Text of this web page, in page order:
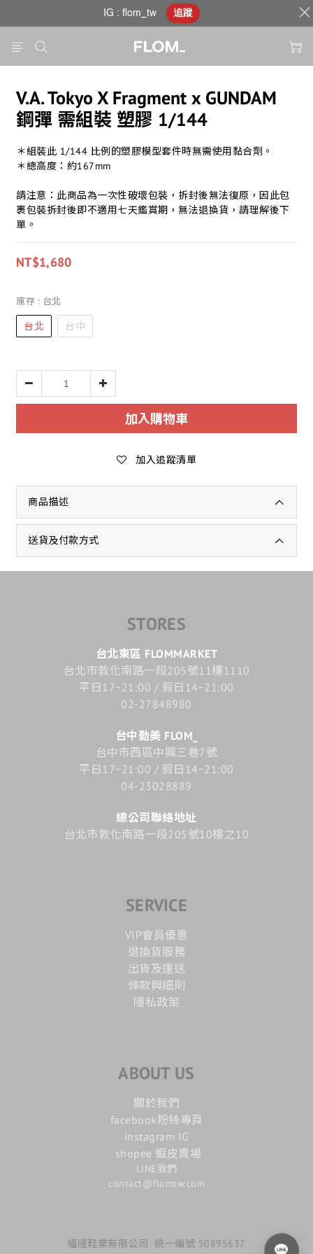
V.A. Tokyo X Fragment x GUNDAM
鋼彈 需組裝 塑膠 1/144
＊組裝此 1/144 比例的塑膠模型套件時無需使用黏合劑。
＊總高度：約167mm
請注意：此商品為一次性破壞包裝，拆封後無法復原，因此包
裹包裝拆封後即不適用七天鑑賞期，無法退換貨，請理解後下
單。
NT$1,680
庫存 : 台北
台北 台中
加入購物車
加入追蹤清單
商品描述
送貨及付款方式
STORES
台北東區 FLOMMARKET
台北市敦化南路一段205號11樓1110
平日17~21:00 / 假日14~21:00
02-27848980
台中勤美 FLOM_
台中市西區中興三巷7號
平日17~21:00 / 假日14~21:00
04-23028889
總公司聯絡地址
台北市敦化南路一段205號10樓之10
SERVICE
VIP會員優惠
退換貨服務
出貨及運送
條款與細則
隱私政策
ABOUT US
關於我們
facebook粉絲專頁
instagram IG
shopee 蝦皮賣場
LINE我們
contact@flomtw.com
福隆鞋業有限公司 統一編號 50895637
IG : flom_tw 追蹤